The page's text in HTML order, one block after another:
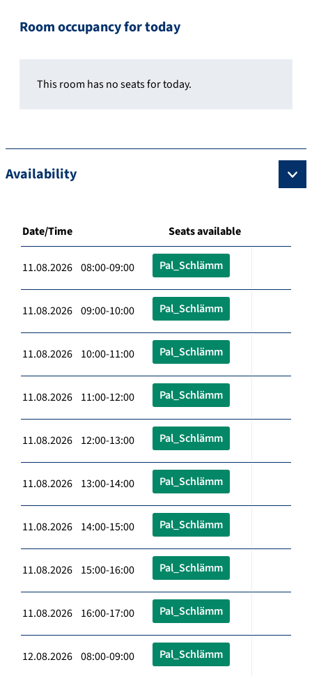
Room occupancy for today
This room has no seats for today.
Availability
Date/Time Seats available
11.08.2026 08:00-09:00 Pal_Schlämm
11.08.2026 09:00-10:00 Pal_Schlämm
11.08.2026 10:00-11:00 Pal_Schlämm
11.08.2026 11:00-12:00 Pal_Schlämm
11.08.2026 12:00-13:00 Pal_Schlämm
11.08.2026 13:00-14:00 Pal_Schlämm
11.08.2026 14:00-15:00 Pal_Schlämm
11.08.2026 15:00-16:00 Pal_Schlämm
11.08.2026 16:00-17:00 Pal_Schlämm
12.08.2026 08:00-09:00 Pal_Schlämm